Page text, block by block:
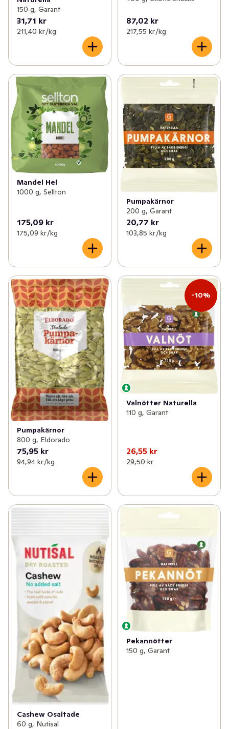
150 g, Garant
31,71 kr
211,40 kr /kg
87,02 kr
217,55 kr /kg
Mandel Hel
1000 g, Sellton
175,09 kr
175,09 kr /kg
Pumpakärnor
200 g, Garant
20,77 kr
103,85 kr /kg
Pumpakärnor
800 g, Eldorado
75,95 kr
94,94 kr /kg
-10%
Valnötter Naturella
110 g, Garant
26,55 kr
29,50 kr
Cashew Osaltade
60 g, Nutisal
Pekannötter
150 g, Garant